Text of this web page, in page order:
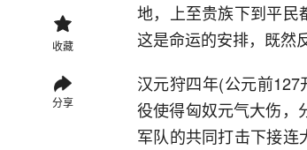
收藏
分享
地，上至贵族下到平民
这是命运的安排，既然
汉元狩四年(公元前
役使得匈奴元气大伤，
军队的共同打击下接连